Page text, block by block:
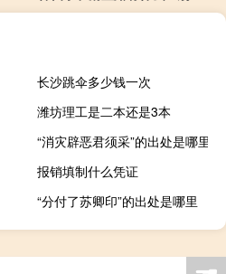
长沙跳伞多少钱一次
潍坊理工是二本还是3本
“消灾辟恶君须采”的出处是哪里
报销填制什么凭证
“分付了苏卿印”的出处是哪里